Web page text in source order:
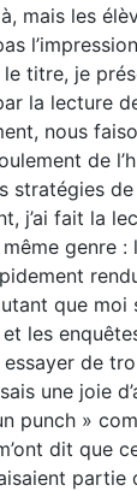
mais les
titre, je
la lecture
nous
de
stratégies
j’ai fait la
genre :
que moi
les
de
une joie
punch »
dit que
partie